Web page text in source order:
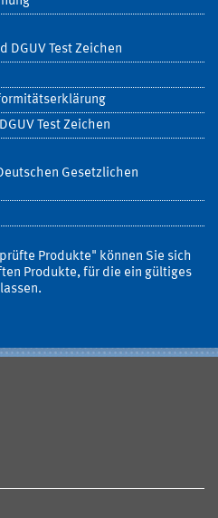
DGUV Test Zeichen
Test Zeichen
Gesetzlichen
Produkte" können Sie sich
Produkte, für die ein gültiges